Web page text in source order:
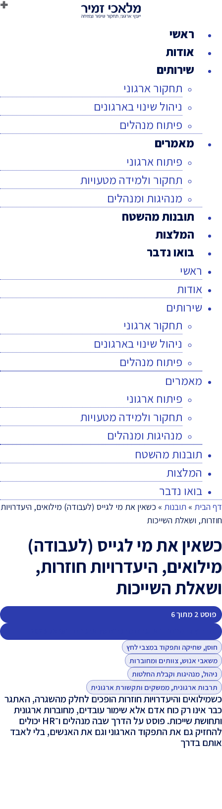
ראשי
אודות
שירותים
תחקור ארגוני
ניהול שינוי בארגונים
פיתוח מנהלים
מאמרים
פיתוח ארגוני
תחקור ולמידה מטעויות
מנהיגות ומנהלים
תובנות מהשטח
המלצות
בואו נדבר
ראשי
אודות
שירותים
תחקור ארגוני
ניהול שינוי בארגונים
פיתוח מנהלים
מאמרים
פיתוח ארגוני
תחקור ולמידה מטעויות
מנהיגות ומנהלים
תובנות מהשטח
המלצות
בואו נדבר
דף הבית » תובנות » כשאין את מי לגייס (לעבודה) מילואים, היעדרויות
חוזרות, ושאלת השייכות
כשאין את מי לגייס (לעבודה)
מילואים, היעדרויות חוזרות,
ושאלת השייכות
פוסט 2 מתוך 6
חוסן, שחיקה ותפקוד במצבי לחץ
משאבי אנוש, צוותים ומחוברות
ניהול, מנהיגות וקבלת החלטות
תרבות ארגונית, ממשקים ותקשורת ארגונית
כשמילואים והיעדרויות חוזרות הופכים לחלק מהשגרה, האתגר
כבר אינו רק כוח אדם אלא שימור עובדים, מחוברות ארגונית
ותחושת שייכות. פוסט על הדרך שבה מנהלים ו־HR יכולים
להחזיק גם את התפקוד הארגוני וגם את האנשים, בלי לאבד
אותם בדרך